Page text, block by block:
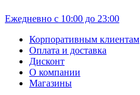
Ежедневно с 10:00 до 23:00
Корпоративным клиентам
Оплата и доставка
Дисконт
О компании
Магазины